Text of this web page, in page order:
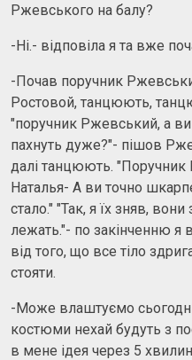
Ржевського на балу?
-Ні.- відповіла я та вже
-Почав поручник
Ростовой, танцюють,
"поручник Ржевський, а
пахнуть дуже?"- пішов
далі танцюють.
Наталья- А ви точно
стало." "Так, я їх зняв,
лежать."- по закінченню я
від того, що все тіло
стояти.
-Може влаштуємо
костюми нехай будуть з
в мене ідея через 5